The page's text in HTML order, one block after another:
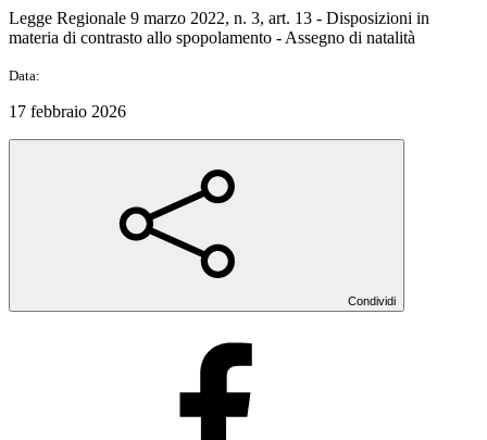
Legge Regionale 9 marzo 2022, n. 3, art. 13 - Disposizioni in
materia di contrasto allo spopolamento - Assegno di natalità
Data:
17 febbraio 2026
Condividi